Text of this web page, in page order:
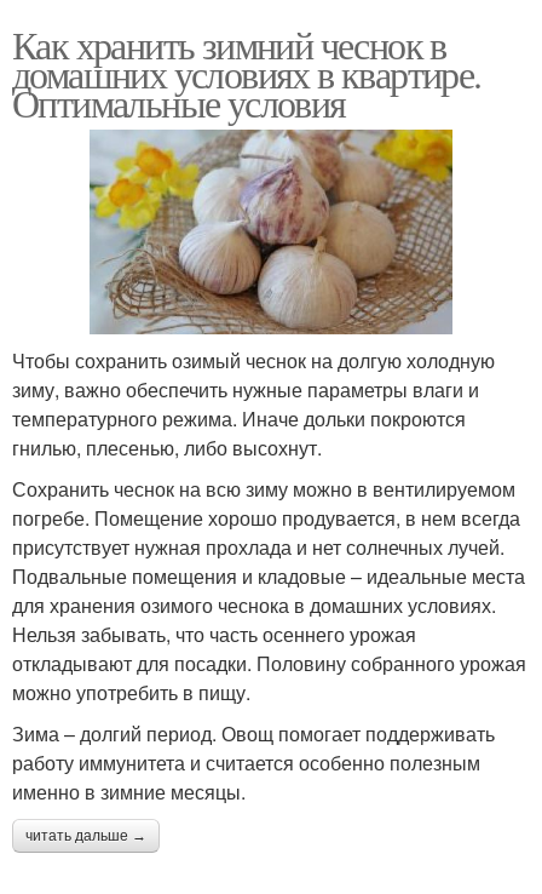
Как хранить зимний чеснок в
домашних условиях в квартире.
Оптимальные условия
Чтобы сохранить озимый чеснок на долгую холодную
зиму, важно обеспечить нужные параметры влаги и
температурного режима. Иначе дольки покроются
гнилью, плесенью, либо высохнут.
Сохранить чеснок на всю зиму можно в вентилируемом
погребе. Помещение хорошо продувается, в нем всегда
присутствует нужная прохлада и нет солнечных лучей.
Подвальные помещения и кладовые – идеальные места
для хранения озимого чеснока в домашних условиях.
Нельзя забывать, что часть осеннего урожая
откладывают для посадки. Половину собранного урожая
можно употребить в пищу.
Зима – долгий период. Овощ помогает поддерживать
работу иммунитета и считается особенно полезным
именно в зимние месяцы.
читать дальше →